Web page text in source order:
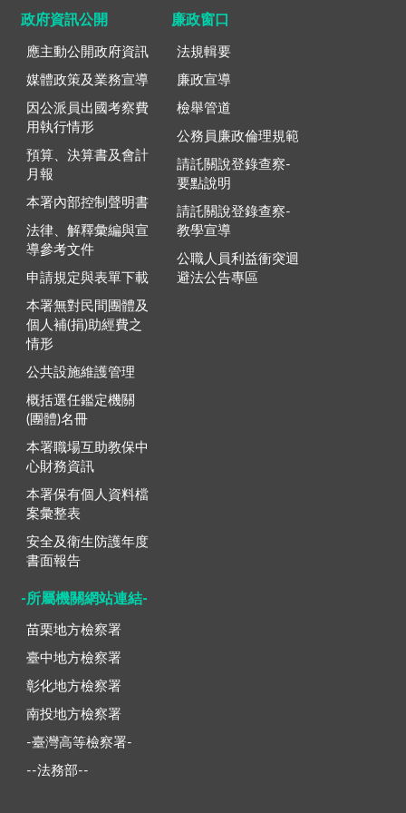
政府資訊公開
應主動公開政府資訊
媒體政策及業務宣導
因公派員出國考察費
用執行情形
預算、決算書及會計
月報
本署內部控制聲明書
法律、解釋彙編與宣
導參考文件
申請規定與表單下載
本署無對民間團體及
個人補(捐)助經費之
情形
公共設施維護管理
概括選任鑑定機關
(團體)名冊
本署職場互助教保中
心財務資訊
本署保有個人資料檔
案彙整表
安全及衛生防護年度
書面報告
廉政窗口
法規輯要
廉政宣導
檢舉管道
公務員廉政倫理規範
請託關說登錄查察-
要點說明
請託關說登錄查察-
教學宣導
公職人員利益衝突迴
避法公告專區
-所屬機關網站連結-
苗栗地方檢察署
臺中地方檢察署
彰化地方檢察署
南投地方檢察署
-臺灣高等檢察署-
--法務部--